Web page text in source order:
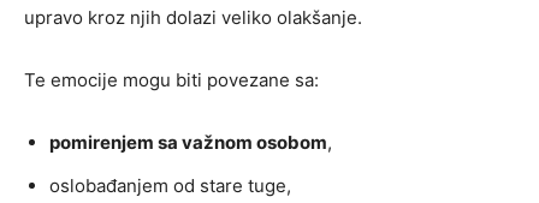
upravo kroz njih dolazi veliko olakšanje.
Te emocije mogu biti povezane sa:
pomirenjem sa važnom osobom,
oslobađanjem od stare tuge,